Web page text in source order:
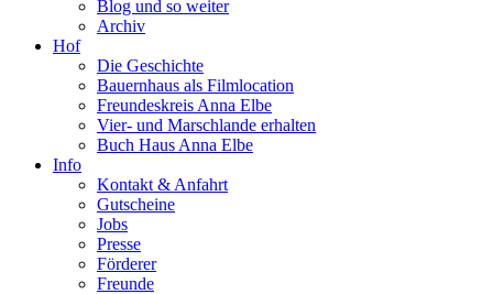
Blog und so weiter
Archiv
Hof
Die Geschichte
Bauernhaus als Filmlocation
Freundeskreis Anna Elbe
Vier- und Marschlande erhalten
Buch Haus Anna Elbe
Info
Kontakt & Anfahrt
Gutscheine
Jobs
Presse
Förderer
Freunde